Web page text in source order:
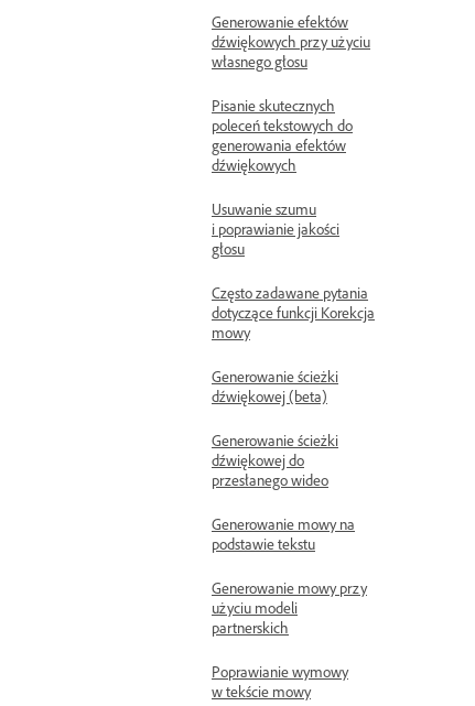
Generowanie efektów
dźwiękowych przy użyciu
własnego głosu
Pisanie skutecznych
poleceń tekstowych do
generowania efektów
dźwiękowych
Usuwanie szumu
i poprawianie jakości
głosu
Często zadawane pytania
dotyczące funkcji Korekcja
mowy
Generowanie ścieżki
dźwiękowej (beta)
Generowanie ścieżki
dźwiękowej do
przesłanego wideo
Generowanie mowy na
podstawie tekstu
Generowanie mowy przy
użyciu modeli
partnerskich
Poprawianie wymowy
w tekście mowy